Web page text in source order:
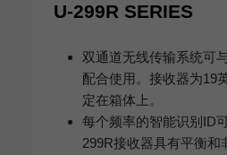
U-299R SERIES
双通道无线传输系统可
配合使用。接收器为19
定在箱体上。
每个频率的智能识别ID
299R接收器具有平衡和